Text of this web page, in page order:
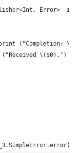
Error>  in
("Completion:
\($0).") }